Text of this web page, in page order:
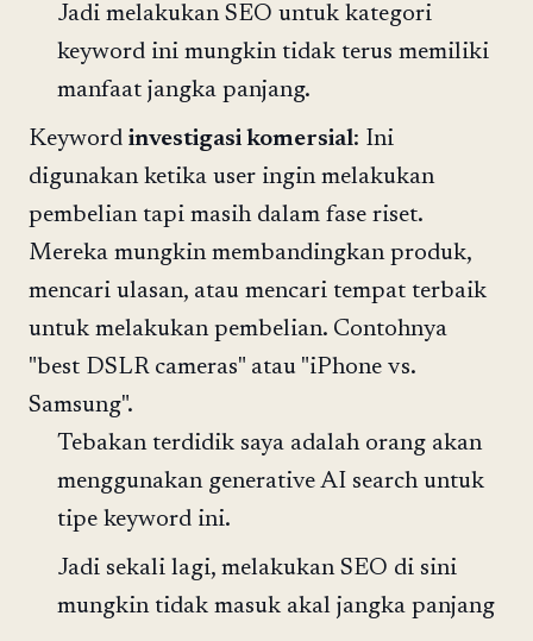
Jadi melakukan SEO untuk kategori
keyword ini mungkin tidak terus memiliki
manfaat jangka panjang.
Keyword investigasi komersial: Ini
digunakan ketika user ingin melakukan
pembelian tapi masih dalam fase riset.
Mereka mungkin membandingkan produk,
mencari ulasan, atau mencari tempat terbaik
untuk melakukan pembelian. Contohnya
"best DSLR cameras" atau "iPhone vs.
Samsung".
Tebakan terdidik saya adalah orang akan
menggunakan generative AI search untuk
tipe keyword ini.
Jadi sekali lagi, melakukan SEO di sini
mungkin tidak masuk akal jangka panjang